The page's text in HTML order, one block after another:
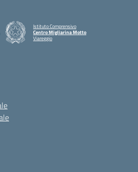
Istituto Comprensivo
Centro Migliarina Motto
Viareggio